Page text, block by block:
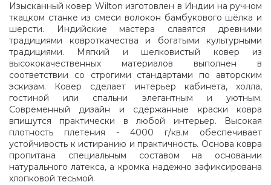
Изысканный ковер Wilton изготовлен в Индии на ручном
ткацком станке из смеси волокон бамбукового шёлка и
шерсти. Индийские мастера славятся древними
традициями ковроткачества и богатыми культурными
традициями. Мягкий и шелковистый ковер из
высококачественных материалов выполнен в
соответствии со строгими стандартами по авторским
эскизам. Ковер сделает интерьер кабинета, холла,
гостиной или спальни элегантным и уютным.
Современный дизайн и сдержанные краски ковра
впишутся практически в любой интерьер. Высокая
плотность плетения - 4000 г/кв.м обеспечивает
устойчивость к истиранию и практичность. Основа ковра
пропитана специальным составом на основании
натурального латекса, а кромка надежно зафиксирована
хлопковой тесьмой.